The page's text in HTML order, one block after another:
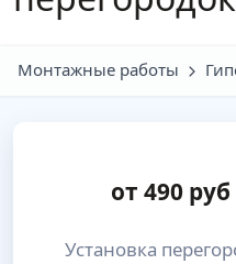
Монтажные работы
от 490руб
Установка